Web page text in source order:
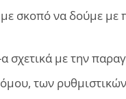
σκοπό να δούμε
με την
των